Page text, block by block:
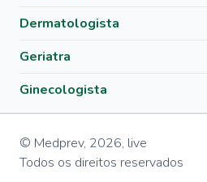
Dermatologista
Geriatra
Ginecologista
© Medprev, 2026, live
Todos os direitos reservados